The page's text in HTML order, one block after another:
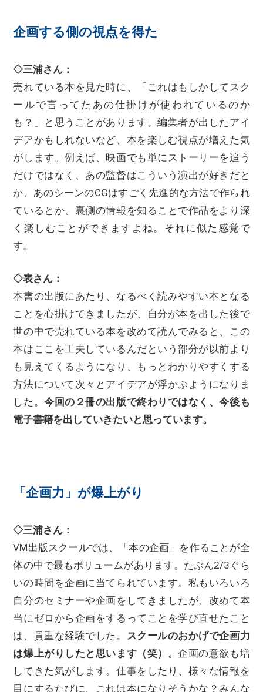
企画する側の視点を得た
◇三浦さん：
売れている本を見た時に、「これはもしかしてスク
ールで言ってたあの仕掛けが使われているのか
も？」と思うことがあります。編集者が出したアイ
デアかもしれないなど、本を楽しむ視点が増えた気
がします。例えば、映画でも単にストーリーを追う
だけではなく、あの監督はこういう演出が好きだと
か、あのシーンのCGはすごく先進的な方法で作られ
ているとか、裏側の情報を知ることで作品をより深
く楽しむことができますよね。それに似た感覚で
す。
◇表さん：
本書の出版にあたり、なるべく読みやすい本となる
ことを心掛けてきましたが、自分が本を出した後で
世の中で売れている本を改めて読んでみると、この
本はここを工夫しているんだという部分が以前より
も見えてくるようになり、もっとわかりやすくする
方法について次々とアイデアが浮かぶようになりま
した。今回の２冊の出版で終わりではなく、今後も
電子書籍を出していきたいと思っています。
「企画力」が爆上がり
◇三浦さん：
VM出版スクールでは、「本の企画」を作ることが全
体の中で最もボリュームがあります。たぶん2/3ぐら
いの時間を企画に当てられています。私もいろいろ
自分のセミナーや企画をしてきましたが、改めて本
当にゼロから企画をするってことを学び直せたこと
は、貴重な経験でした。
スクールのおかげで企画力
は爆上がりしたと思います（笑）。企画の意欲も増
してきた気がします。仕事をしたり、様々な情報を
目にするたびに、これは本になりそうかな？みんな